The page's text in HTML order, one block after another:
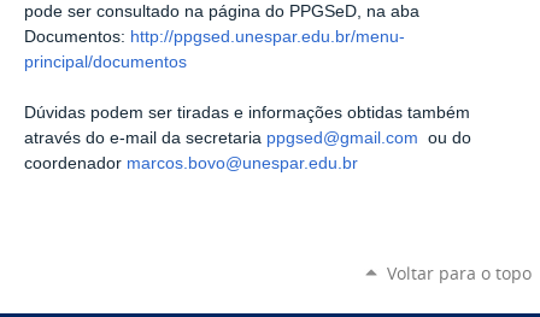
pode ser consultado na página do PPGSeD, na aba
Documentos: http://ppgsed.unespar.edu.br/menu-
principal/documentos
Dúvidas podem ser tiradas e informações obtidas também
através do e-mail da secretaria ppgsed@gmail.com ou do
coordenador marcos.bovo@unespar.edu.br
Voltar para o topo